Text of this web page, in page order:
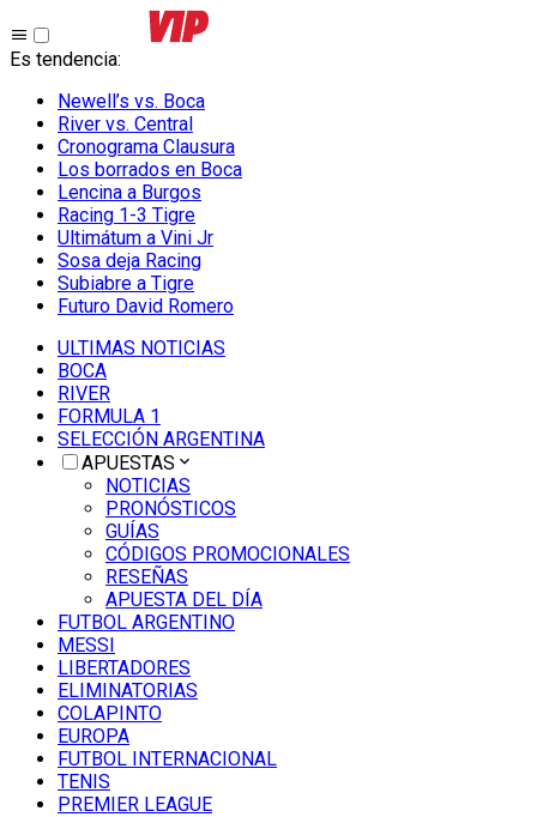
Es tendencia:
Newell’s vs. Boca
River vs. Central
Cronograma Clausura
Los borrados en Boca
Lencina a Burgos
Racing 1-3 Tigre
Ultimátum a Vini Jr
Sosa deja Racing
Subiabre a Tigre
Futuro David Romero
ULTIMAS NOTICIAS
BOCA
RIVER
FORMULA 1
SELECCIÓN ARGENTINA
APUESTAS
NOTICIAS
PRONÓSTICOS
GUÍAS
CÓDIGOS PROMOCIONALES
RESEÑAS
APUESTA DEL DÍA
FUTBOL ARGENTINO
MESSI
LIBERTADORES
ELIMINATORIAS
COLAPINTO
EUROPA
FUTBOL INTERNACIONAL
TENIS
PREMIER LEAGUE